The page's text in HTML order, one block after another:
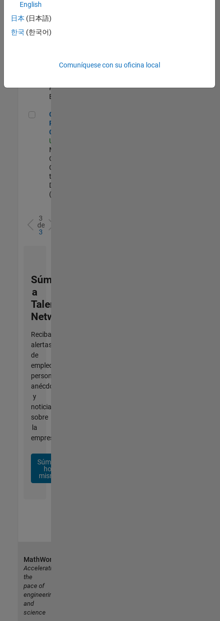
US-MA-Natick
Communications |
Principal HR Learning
& Development
Resources |
Experimentado
Corporate Social Responsibility Coordinator (temp)
Corporate Social
Responsibility
Coordinator (temp)
US-MA-Natick
Marketing
Communications |
Contratos
temporales/consultores
Duration: 5 months
(begins Ag. 2026)
3
de
3
Súmese
a
Talent
Network
Reciba
alertas
de
empleo
personalizadas,
anécdotas
y
noticias
sobre
la
empresa.
Súmese
hoy
mismo
English
日本 (日本語)
한국 (한국어)
Comuníquese con su oficina local
MathWorks
Accelerating
the
pace of
engineering
and
science